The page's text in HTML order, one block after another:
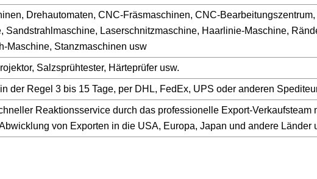
Drehautomaten, CNC-Fräsmaschinen, CNC-
Sandstrahlmaschine, Laserschnitzmaschine, Haarlinie-Maschine,
Maschine, Stanzmaschinen usw
Salzsprühtester, Härteprüfer usw.
der Regel 3 bis 15 Tage, per DHL, FedEx, UPS oder anderen
Reaktionsservice durch das professionelle Export-Verkaufsteam
von Exporten in die USA, Europa, Japan und andere Länder